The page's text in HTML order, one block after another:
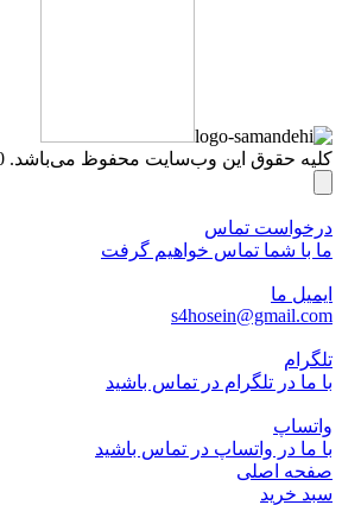
کلیه حقوق این وب‌سایت محفوظ می‌باشد. 2000-2026
درخواست تماس
ما با شما تماس خواهیم گرفت
ایمیل ما
s4hosein@gmail.com
تلگرام
با ما در تلگرام در تماس باشید
واتساپ
با ما در واتساپ در تماس باشید
صفحه اصلی
سبد خرید